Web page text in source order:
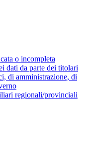
o incompleta
dati da parte dei titolari
di amministrazione, di
regionali/provinciali